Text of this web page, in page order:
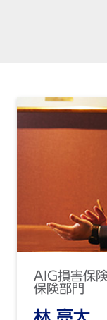
AIG損害保
保険部門
林 亮太